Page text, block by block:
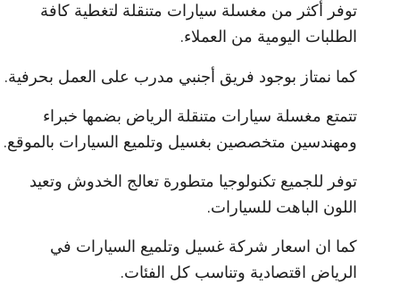
توفر أكثر من مغسلة سيارات متنقلة لتغطية كافة
الطلبات اليومية من العملاء.
كما نمتاز بوجود فريق أجنبي مدرب على العمل بحرفية.
تتمتع مغسلة سيارات متنقلة الرياض بضمها خبراء
ومهندسين متخصصين بغسيل وتلميع السيارات بالموقع.
توفر للجميع تكنولوجيا متطورة تعالج الخدوش وتعيد
اللون الباهت للسيارات.
كما ان اسعار شركة غسيل وتلميع السيارات في
الرياض اقتصادية وتناسب كل الفئات.